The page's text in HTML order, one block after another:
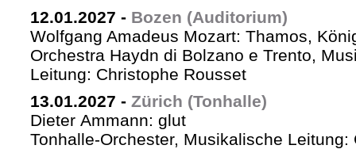
12.01.2027 - Bozen (Auditorium)
Wolfgang Amadeus Mozart: Thamos,
Orchestra Haydn di Bolzano e Trento,
Leitung: Christophe Rousset
13.01.2027 - Zürich (Tonhalle)
Dieter Ammann: glut
Tonhalle-Orchester, Musikalische Leitung: